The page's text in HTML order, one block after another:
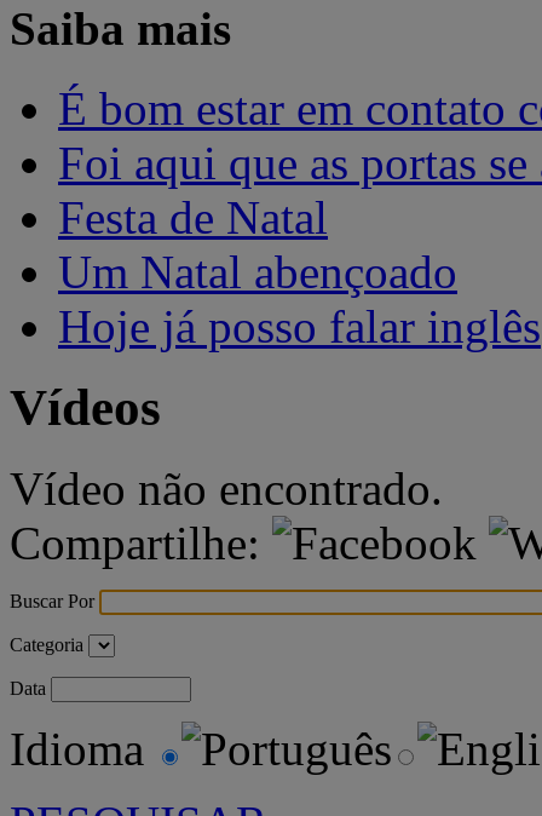
Saiba mais
É bom estar em contato
Foi aqui que as portas
Festa de Natal
Um Natal abençoado
Hoje já posso falar inglês
Vídeos
Vídeo não encontrado.
Compartilhe:
Buscar Por
Categoria
Data
Idioma